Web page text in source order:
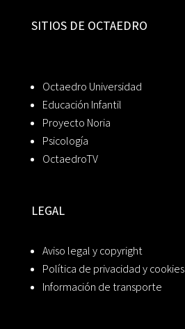
SITIOS DE OCTAEDRO
Octaedro Universidad
Educación Infantil
Proyecto Noria
Psicología
OctaedroTV
LEGAL
Aviso legal y copyright
Política de privacidad y cookies
Información de transporte